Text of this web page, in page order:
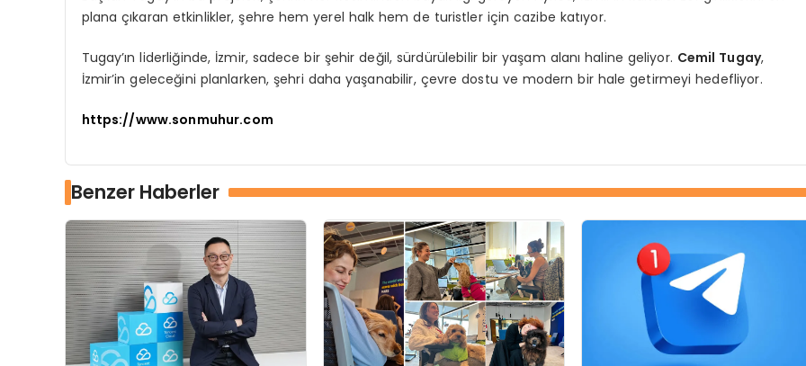
plana çıkaran etkinlikler, şehre hem yerel halk hem de turistler için cazibe katıyor.
Tugay’ın liderliğinde, İzmir, sadece bir şehir değil, sürdürülebilir bir yaşam alanı haline geliyor. Cemil Tugay,
İzmir’in geleceğini planlarken, şehri daha yaşanabilir, çevre dostu ve modern bir hale getirmeyi hedefliyor.
https://www.sonmuhur.com
Benzer Haberler